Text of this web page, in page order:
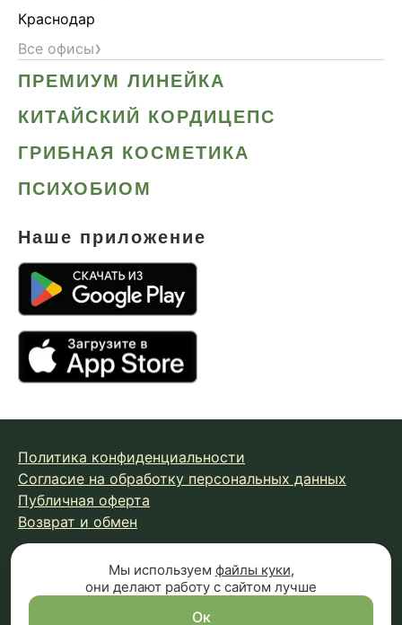
Краснодар
Все офисы›
ПРЕМИУМ ЛИНЕЙКА
КИТАЙСКИЙ КОРДИЦЕПС
ГРИБНАЯ КОСМЕТИКА
ПСИХОБИОМ
Наше приложение
Политика конфиденциальности
Согласие на обработку персональных данных
Публичная оферта
Возврат и обмен
© 2026 Fungiline — зарегистрированная торговая марка.
Копирование материалов с сайта запрещено.
Вся информация на сайте носит справочный характер и
Мы используем файлы куки,
они делают работу с сайтом лучше
Ок